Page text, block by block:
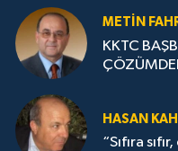
METIN
KKTC
HASAN
“Sıfıra